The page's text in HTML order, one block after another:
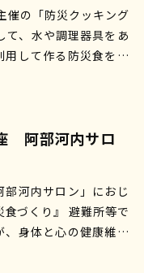
催の「防災クッキング
て、水や調理器具をあ
用して作る防災食を工
阿部河内サロ
河内サロン」におじ
づくり』 避難所等で
身体と心の健康維持